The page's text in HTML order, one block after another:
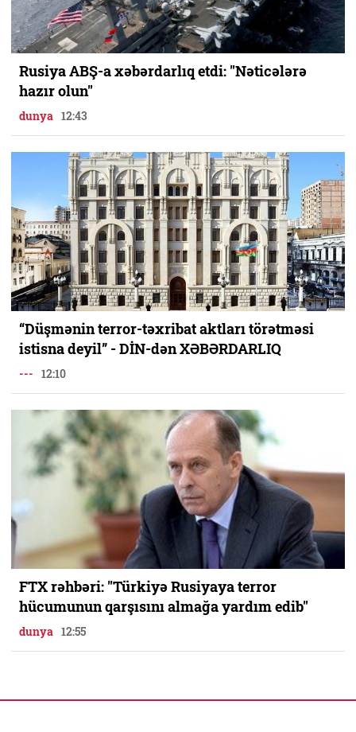
Rusiya ABŞ-a xəbərdarlıq etdi: "Nəticələrə
hazır olun"
dunya 12:43
“Düşmənin terror-təxribat aktları törətməsi
istisna deyil” - DİN-dən XƏBƏRDARLIQ
--- 12:10
FTX rəhbəri: "Türkiyə Rusiyaya terror
hücumunun qarşısını almağa yardım edib"
dunya 12:55